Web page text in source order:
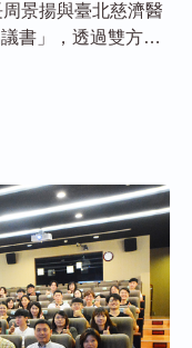
景揚與臺北慈濟醫
書」，透過雙方現